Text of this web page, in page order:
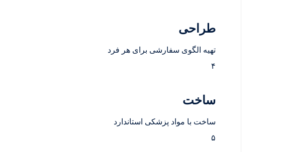
طراحی
تهیه الگوی سفارشی برای هر فرد
۴
ساخت
ساخت با مواد پزشکی استاندارد
۵